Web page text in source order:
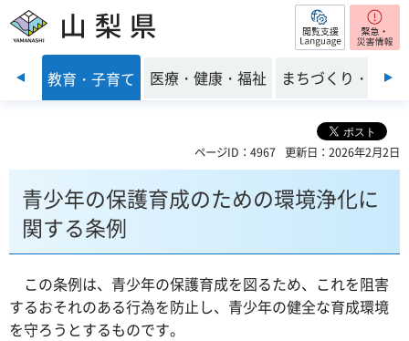
山梨県 閲覧支援
前のスライドを表示
し 教育・子育て 医療・健康・福祉 まちづくり・環境
ページID：4967 更新日：2026年2月2日
青少年の保護育成のための環境浄化に
関する条例
この条例は、青少年の保護育成を図るため、これを阻害
するおそれのある行為を防止し、青少年の健全な育成環境
を守ろうとするものです。